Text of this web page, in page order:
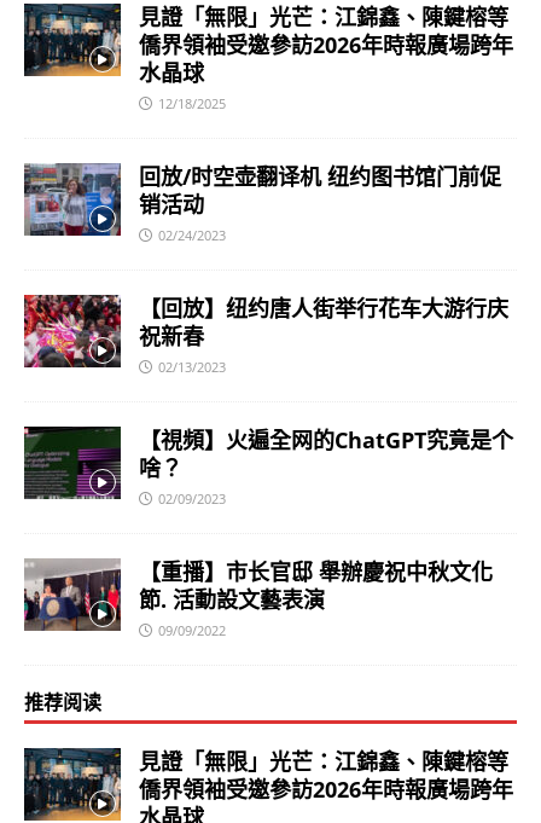
見證「無限」光芒：江錦鑫、陳鍵榕等
僑界領袖受邀參訪2026年時報廣場跨年
水晶球
12/18/2025
回放/时空壶翻译机 纽约图书馆门前促
销活动
02/24/2023
【回放】纽约唐人街举行花车大游行庆
祝新春
02/13/2023
【視頻】火遍全网的ChatGPT究竟是个
啥？
02/09/2023
【重播】市长官邸 舉辦慶祝中秋文化
節. 活動設文藝表演
09/09/2022
推荐阅读
見證「無限」光芒：江錦鑫、陳鍵榕等
僑界領袖受邀參訪2026年時報廣場跨年
水晶球